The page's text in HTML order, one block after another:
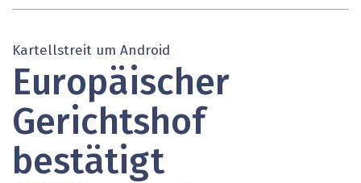
Kartellstreit um Android
Europäischer
Gerichtshof
bestätigt